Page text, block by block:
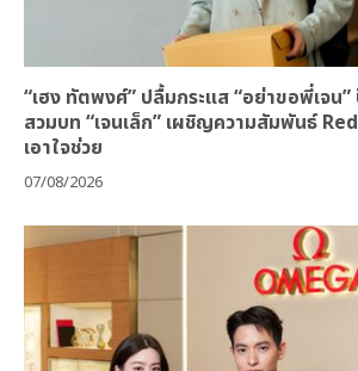
“เฮง ทัตพงศ์” ปลื้มกระแส “อย่าขอพี่เจน
สวมบท “เจนเล็ก” เผชิญความสัมพันธ์
เอาใจช่วย
07/08/2026